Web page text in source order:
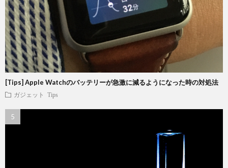
[Tips] Apple Watchのバッテリーが急激に減るようになった時の対処法
ガジェット Tips